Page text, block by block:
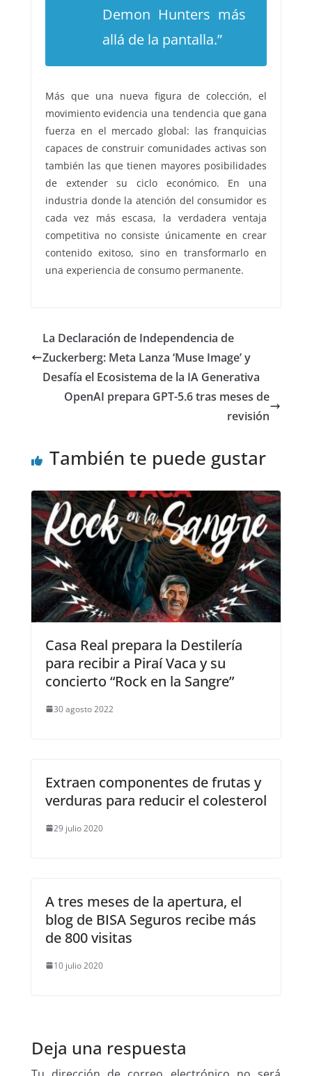
Demon Hunters más
allá de la pantalla.”
Más que una nueva figura de colección, el
movimiento evidencia una tendencia que gana
fuerza en el mercado global: las franquicias
capaces de construir comunidades activas son
también las que tienen mayores posibilidades
de extender su ciclo económico. En una
industria donde la atención del consumidor es
cada vez más escasa, la verdadera ventaja
competitiva no consiste únicamente en crear
contenido exitoso, sino en transformarlo en
una experiencia de consumo permanente.
La Declaración de Independencia de
Zuckerberg: Meta Lanza ‘Muse Image’ y
Desafía el Ecosistema de la IA Generativa
OpenAI prepara GPT-5.6 tras meses de
revisión
También te puede gustar
Casa Real prepara la Destilería
para recibir a Piraí Vaca y su
concierto “Rock en la Sangre”
30 agosto 2022
Extraen componentes de frutas y
verduras para reducir el colesterol
29 julio 2020
A tres meses de la apertura, el
blog de BISA Seguros recibe más
de 800 visitas
10 julio 2020
Deja una respuesta